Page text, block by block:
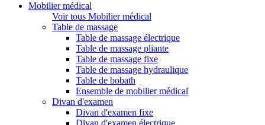
Mobilier médical
Voir tous Mobilier médical
Table de massage
Table de massage électrique
Table de massage pliante
Table de massage fixe
Table de massage hydraulique
Table de bobath
Ensemble de mobilier médical
Divan d'examen
Divan d'examen fixe
Divan d'examen électrique